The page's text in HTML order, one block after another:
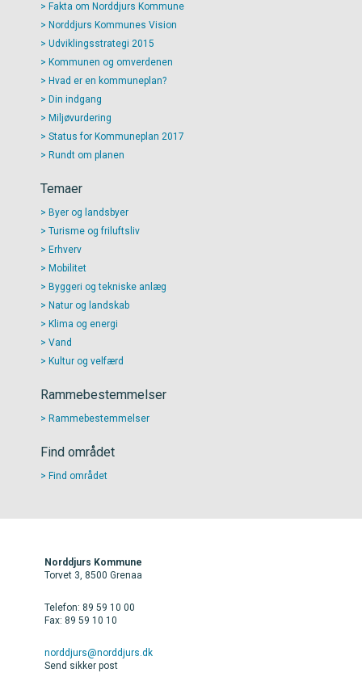
Fakta om Norddjurs Kommune
Norddjurs Kommunes Vision
Udviklingsstrategi 2015
Kommunen og omverdenen
Hvad er en kommuneplan?
Din indgang
Miljøvurdering
Status for Kommuneplan 2017
Rundt om planen
Temaer
Byer og landsbyer
Turisme og friluftsliv
Erhverv
Mobilitet
Byggeri og tekniske anlæg
Natur og landskab
Klima og energi
Vand
Kultur og velfærd
Rammebestemmelser
Rammebestemmelser
Find området
Find området
Norddjurs Kommune
Torvet 3, 8500 Grenaa
Telefon: 89 59 10 00
Fax: 89 59 10 10
norddjurs@norddjurs.dk
Send sikker post